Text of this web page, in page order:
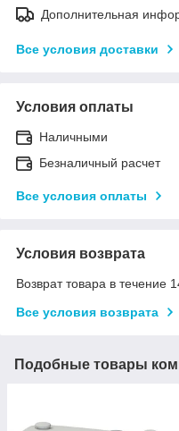
Дополнительная
Все условия доставки
Условия оплаты
Наличными
Безналичный расчет
Все условия оплаты
Условия возврата
Возврат товара в течение
Все условия возврата
Подобные товары